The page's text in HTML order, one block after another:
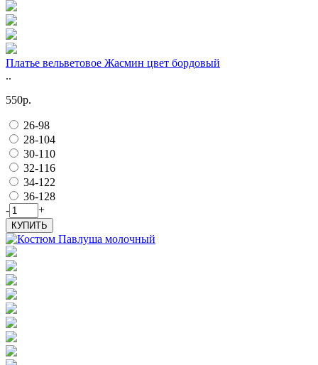
Платье вельветовое Жасмин цвет бордовый
..
550р.
26-98
28-104
30-110
32-116
34-122
36-128
-
+
КУПИТЬ